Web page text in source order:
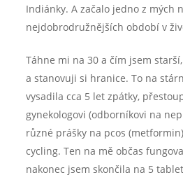
Indiánky. A začalo jedno z mých
nejdobrodružnějších období v
Táhne mi na 30 a čím jsem
a stanovuji si hranice. To na
vysadila cca 5 let zpátky,
gynekologovi (odborníkovi na
různé prášky na pcos
cycling. Ten na mě občas
nakonec jsem skončila na 5